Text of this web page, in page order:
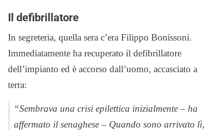
Il defibrillatore
In segreteria, quella sera c’era Filippo Bonissoni.
Immediatamente ha recuperato il defibrillatore
dell’impianto ed è accorso dall’uomo, accasciato a
terra:
“Sembrava una crisi epilettica inizialmente – ha
affermato il senaghese – Quando sono arrivato lì,